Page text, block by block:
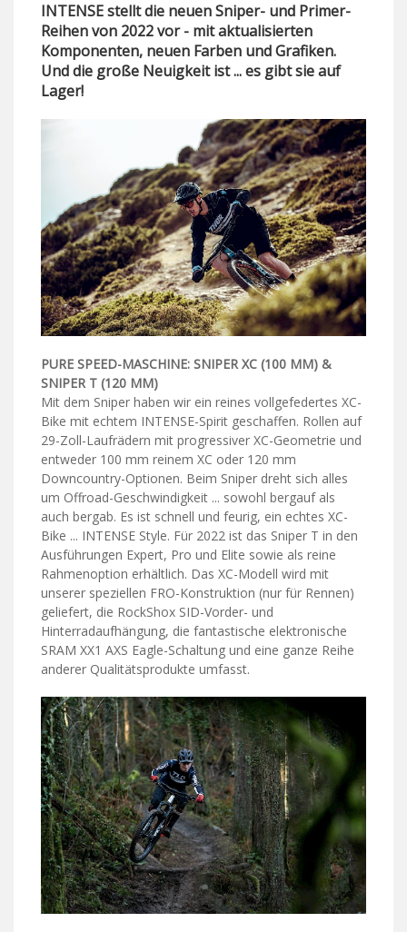
INTENSE stellt die neuen Sniper- und Primer-
Reihen von 2022 vor - mit aktualisierten
Komponenten, neuen Farben und Grafiken.
Und die große Neuigkeit ist ... es gibt sie auf
Lager!
PURE SPEED-MASCHINE: SNIPER XC (100 MM) &
SNIPER T (120 MM)
Mit dem Sniper haben wir ein reines vollgefedertes XC-
Bike mit echtem INTENSE-Spirit geschaffen. Rollen auf
29-Zoll-Laufrädern mit progressiver XC-Geometrie und
entweder 100 mm reinem XC oder 120 mm
Downcountry-Optionen. Beim Sniper dreht sich alles
um Offroad-Geschwindigkeit ... sowohl bergauf als
auch bergab. Es ist schnell und feurig, ein echtes XC-
Bike ... INTENSE Style. Für 2022 ist das Sniper T in den
Ausführungen Expert, Pro und Elite sowie als reine
Rahmenoption erhältlich. Das XC-Modell wird mit
unserer speziellen FRO-Konstruktion (nur für Rennen)
geliefert, die RockShox SID-Vorder- und
Hinterradaufhängung, die fantastische elektronische
SRAM XX1 AXS Eagle-Schaltung und eine ganze Reihe
anderer Qualitätsprodukte umfasst.